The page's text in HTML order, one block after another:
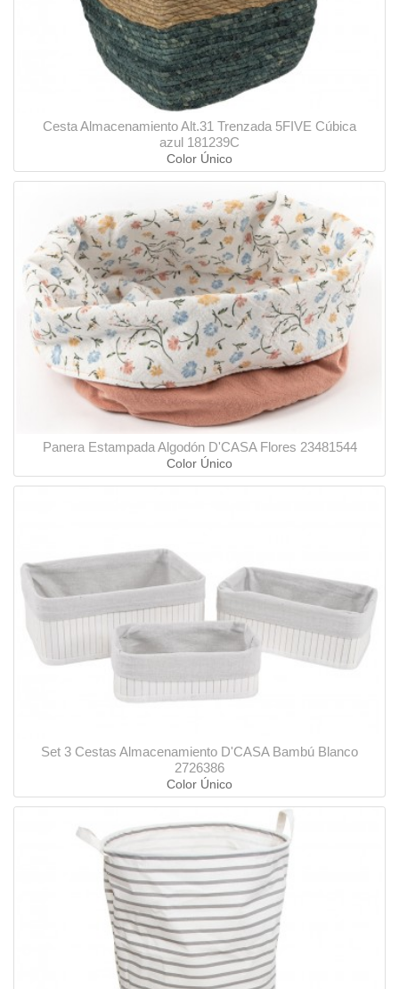
Cesta Almacenamiento Alt.31 Trenzada 5FIVE Cúbica
azul 181239C
Color Único
Panera Estampada Algodón D'CASA Flores 23481544
Color Único
Set 3 Cestas Almacenamiento D'CASA Bambú Blanco
2726386
Color Único